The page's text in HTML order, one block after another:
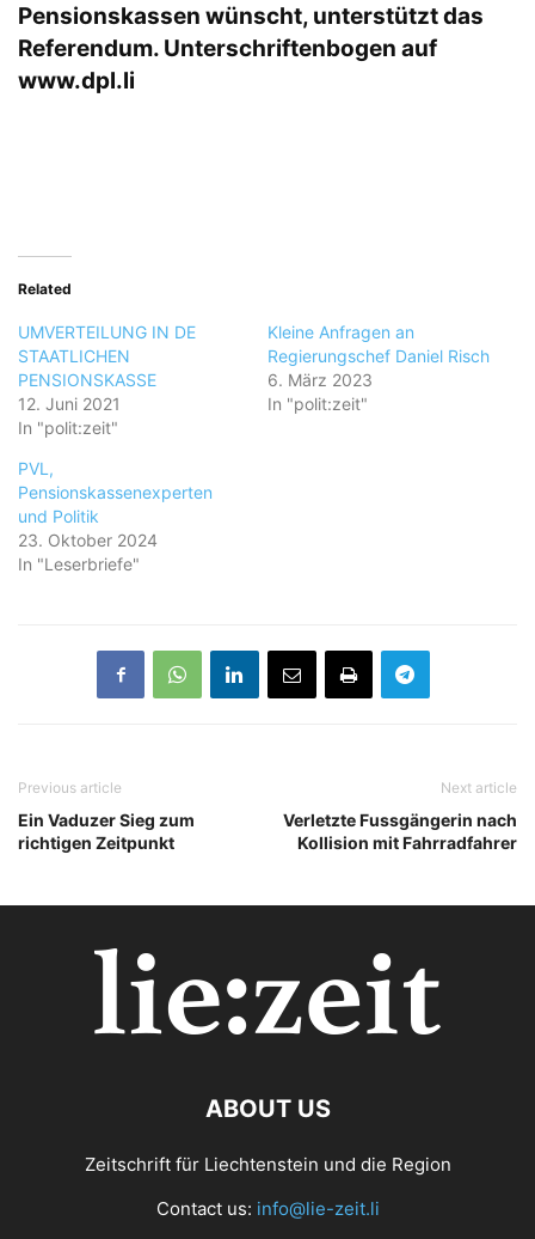
Pensionskassen wünscht, unterstützt das
Referendum. Unterschriftenbogen auf
www.dpl.li
Related
UMVERTEILUNG IN DE
STAATLICHEN
PENSIONSKASSE
12. Juni 2021
In "polit:zeit"
Kleine Anfragen an
Regierungschef Daniel Risch
6. März 2023
In "polit:zeit"
PVL,
Pensionskassenexperten
und Politik
23. Oktober 2024
In "Leserbriefe"
Previous article
Ein Vaduzer Sieg zum
richtigen Zeitpunkt
Next article
Verletzte Fussgängerin nach
Kollision mit Fahrradfahrer
ABOUT US
Zeitschrift für Liechtenstein und die Region
Contact us: info@lie-zeit.li